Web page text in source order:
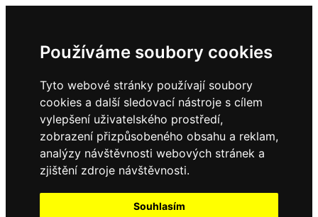
Používáme soubory cookies
Tyto webové stránky používají soubory
cookies a další sledovací nástroje s cílem
vylepšení uživatelského prostředí,
zobrazení přizpůsobeného obsahu a reklam,
analýzy návštěvnosti webových stránek a
zjištění zdroje návštěvnosti.
Souhlasím